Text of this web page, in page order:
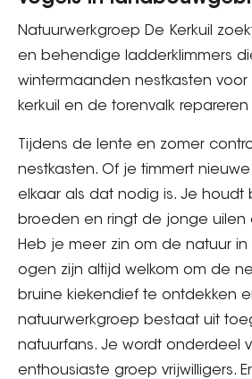
Natuurwerkgroep De Kerkuil
en behendige ladderklimmers
wintermaanden nestkasten
kerkuil en de torenvalk
Tijdens de lente en zomer
nestkasten. Of je timmert
elkaar als dat nodig is. Je houdt
broeden en ringt de jonge uilen
Heb je meer zin om de natuur in
ogen zijn altijd welkom om de
bruine kiekendief te ontdekken
natuurwerkgroep bestaat uit
natuurfans. Je wordt onderdeel
enthousiaste groep vrijwilligers.